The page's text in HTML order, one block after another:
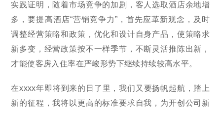
实践证明，随着市场竞争的加剧，客人选取酒店余地增
多，要提高酒店“营销竞争力”，首先应革新观念，及时
调整经营策略和政策，优化和设计自身产品，使策略求
新多变，经营政策按不一样季节，不断灵活推陈出新，
才能使客房入住率在严峻形势下继续持续较高水平。
在xxxx年即将到来的日了里，我们又要扬帆起航，踏上
新的征程，我将以更高的标准要求自我，为开创公司新